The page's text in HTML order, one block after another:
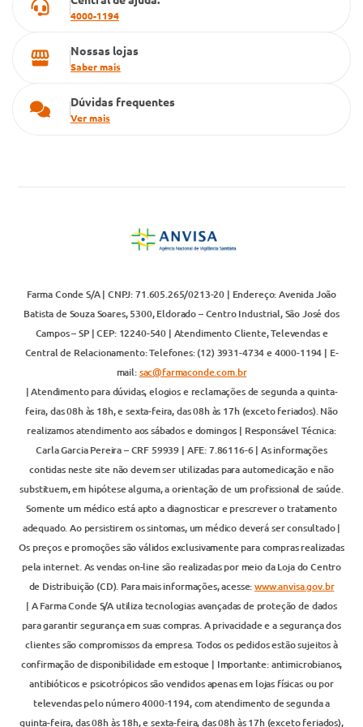
4000-1194
Nossas lojas
Saber mais
Dúvidas frequentes
Ver mais
Farma Conde S/A | CNPJ: 71.605.265/0213-20 | Endereço: Avenida João
Batista de Souza Soares, 5300, Eldorado – Centro Industrial, São José dos
Campos – SP | CEP: 12240-540 | Atendimento Cliente, Televendas e
Central de Relacionamento: Telefones: (12) 3931-4734 e 4000-1194 | E-
mail:sac@farmaconde.com.br
| Atendimento para dúvidas, elogios e reclamações de segunda a quinta-
feira, das 08h às 18h, e sexta-feira, das 08h às 17h (exceto feriados). Não
realizamos atendimento aos sábados e domingos | Responsável Técnica:
Carla Garcia Pereira – CRF 59939 | AFE: 7.86116-6 | As informações
contidas neste site não devem ser utilizadas para automedicação e não
substituem, em hipótese alguma, a orientação de um profissional de saúde.
Somente um médico está apto a diagnosticar e prescrever o tratamento
adequado. Ao persistirem os sintomas, um médico deverá ser consultado |
Os preços e promoções são válidos exclusivamente para compras realizadas
pela internet. As vendas on-line são realizadas por meio da Loja do Centro
de Distribuição (CD). Para mais informações, acesse:www.anvisa.gov.br
| A Farma Conde S/A utiliza tecnologias avançadas de proteção de dados
para garantir segurança em suas compras. A privacidade e a segurança dos
clientes são compromissos da empresa. Todos os pedidos estão sujeitos à
confirmação de disponibilidade em estoque | Importante: antimicrobianos,
antibióticos e psicotrópicos são vendidos apenas em lojas físicas ou por
televendas pelo número 4000-1194, com atendimento de segunda a
quinta-feira, das 08h às 18h, e sexta-feira, das 08h às 17h (exceto feriados),